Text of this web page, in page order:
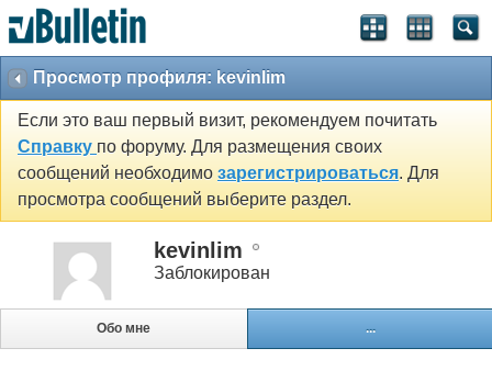
Просмотр профиля: kevinlim
Если это ваш первый визит, рекомендуем почитать
Справку по форуму. Для размещения своих
сообщений необходимо зарегистрироваться. Для
просмотра сообщений выберите раздел.
kevinlim
Заблокирован
Обо мне ...